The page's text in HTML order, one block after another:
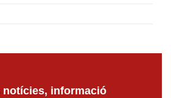
notícies, informació